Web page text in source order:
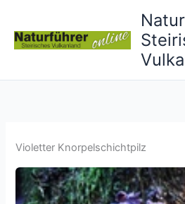
content
Violetter Knorpelschichtpilz